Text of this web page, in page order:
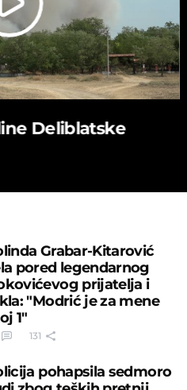
Deliblatske
Grabar-Kitarović
pored legendarnog
prijatelja i
"Modrić je za mene
1"
131
pohapsila sedmoro